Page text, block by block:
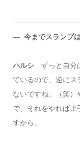
― 今までスランプ
ハルシ ずっと自分
ているので、逆にス
ないですね。（笑）
で、それをやれば上
すから。